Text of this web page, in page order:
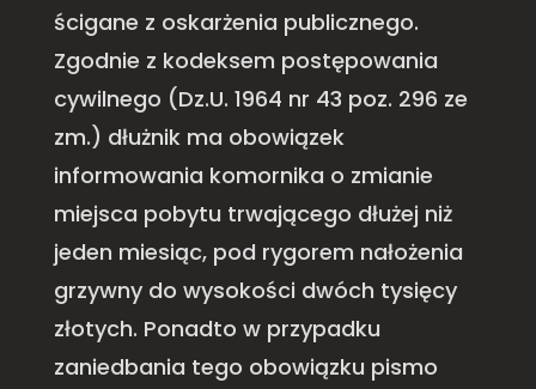
ścigane z oskarżenia publicznego.
Zgodnie z kodeksem postępowania
cywilnego (Dz.U. 1964 nr 43 poz. 296 ze
zm.) dłużnik ma obowiązek
informowania komornika o zmianie
miejsca pobytu trwającego dłużej niż
jeden miesiąc, pod rygorem nałożenia
grzywny do wysokości dwóch tysięcy
złotych. Ponadto w przypadku
zaniedbania tego obowiązku pismo